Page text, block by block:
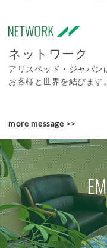
>2016.02.15
>2015.11.16
成
成田営業所が移転い
所：千葉県成田市
成田国際空港内 第
331-A
ネットワーク
アリスペッド・ジャパン
お客様と世界を結びます。
more message >>